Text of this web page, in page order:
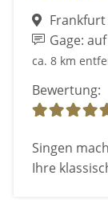
Gage:
ca. 8 km
Bewertung:
Singen
Ihre